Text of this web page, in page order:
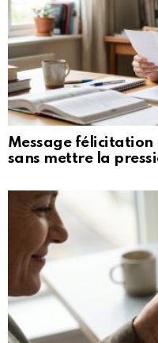
Message félicitation
sans mettre la